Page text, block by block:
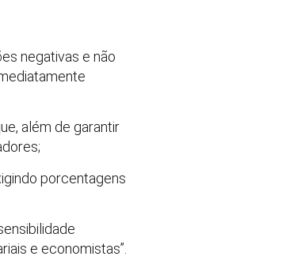
negativas e não
além de garantir
porcentagens
e economistas”.